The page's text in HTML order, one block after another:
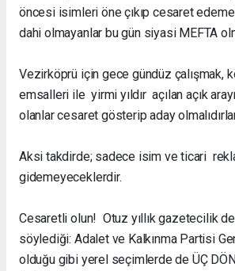
öncesi isimleri öne çıkıp cesaret
dahi olmayanlar bu gün siyasi MEFTA
Vezirköprü için gece gündüz çalışmak,
emsalleri ile yirmi yıldır açılan açık
olanlar cesaret gösterip aday
Aksi takdirde; sadece isim ve ticari
gidemeyeceklerdir.
Cesaretli olun! Otuz yıllık gazetecilik
söylediği: Adalet ve Kalkınma Partisi
olduğu gibi yerel seçimlerde de ÜÇ